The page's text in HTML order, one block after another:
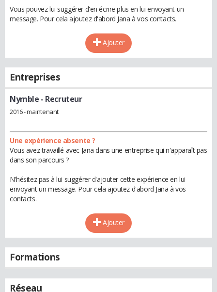
Vous pouvez lui suggérer d'en écrire plus en lui envoyant un
message. Pour cela ajoutez d'abord Jana à vos contacts.
Ajouter
Entreprises
Nymble - Recruteur
2016 - maintenant
Une expérience absente ?
Vous avez travaillé avec Jana dans une entreprise qui n'apparaît pas
dans son parcours ?
N'hésitez pas à lui suggérer d'ajouter cette expérience en lui
envoyant un message. Pour cela ajoutez d'abord Jana à vos
contacts.
Ajouter
Formations
Réseau